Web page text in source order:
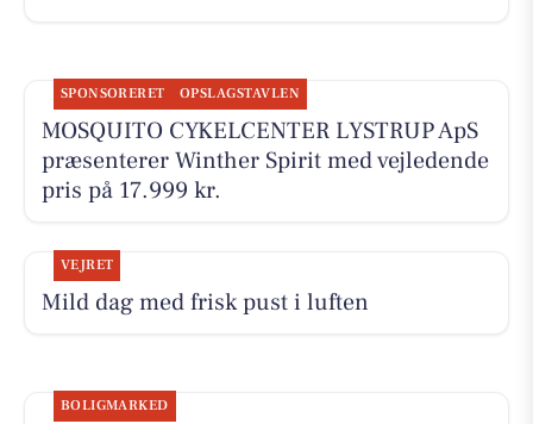
SPONSORERET OPSLAGSTAVLEN
MOSQUITO CYKELCENTER LYSTRUP ApS
præsenterer Winther Spirit med vejledende
pris på 17.999 kr.
VEJRET
Mild dag med frisk pust i luften
BOLIGMARKED